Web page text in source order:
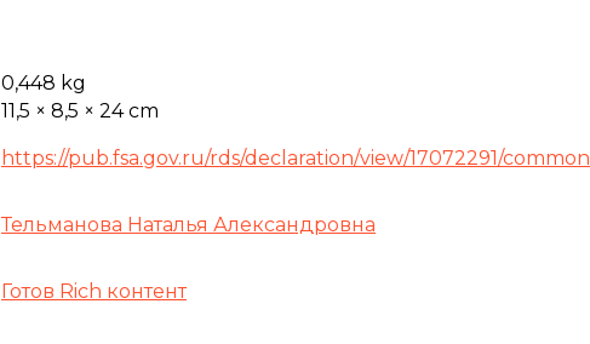
0,448 kg
11,5 × 8,5 × 24 cm
https://pub.fsa.gov.ru/rds/declaration/view/17072291/common
Тельманова Наталья Александровна
Готов Rich контент